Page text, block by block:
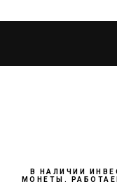
В НАЛИЧИИ
МОНЕТЫ.